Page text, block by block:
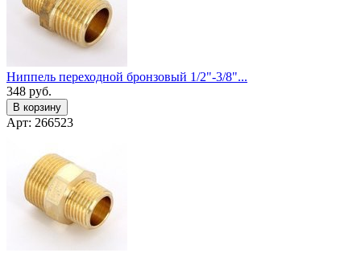
Ниппель переходной бронзовый 1/2"-3/8"...
348 руб.
В корзину
Арт: 266523